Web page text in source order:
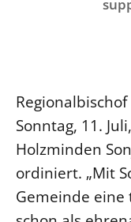
Sonntag, 11.
Holzminden
ordiniert. „Mit
Gemeinde
Willkommen
Kollegium
Abteilungen
Fachstelle
Positionen
Ökumene
Religionen
Erneuerbare
Mobilität
Gebäude
Presse
Freie Stellen
Service für
Suche